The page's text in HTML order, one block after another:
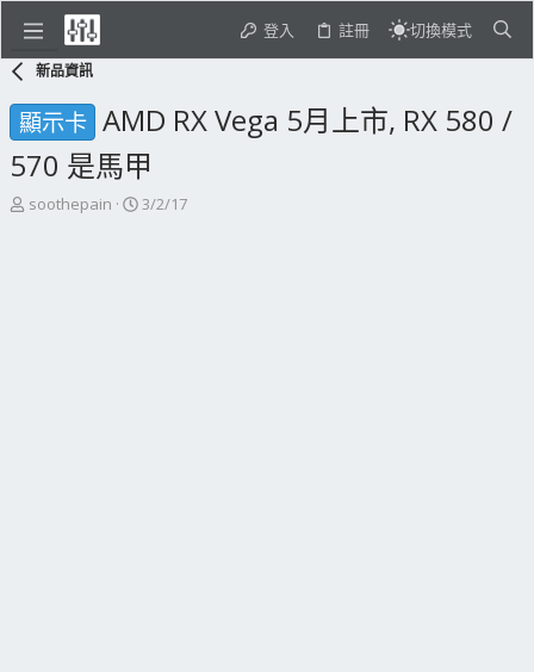
登入 註冊 切換模式
新品資訊
顯示卡 AMD RX Vega 5月上市, RX 580 /
570 是馬甲
主
soothepain
開
3/2/17